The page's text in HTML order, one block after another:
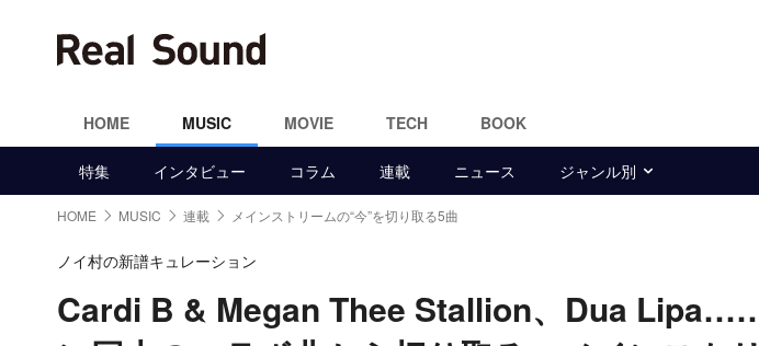
HOME MUSIC MOVIE TECH BOOK
特集 インタビュー コラム 連載 ニュース ジャンル別
HOME MUSIC 連載 メインストリームの“今”を切り取る5曲
ノイ村の新譜キュレーション
Cardi B & Megan Thee Stallion、Dua